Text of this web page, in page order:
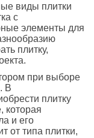
виды плитки
с
элементы для
плитку,
при выборе
. В
плитку
которая
и его
от типа плитки,